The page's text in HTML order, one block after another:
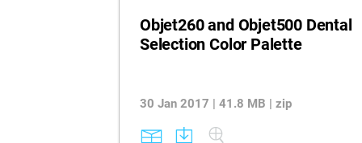
Objet260 and Objet500 Dental
Selection Color Palette
30 Jan 2017 | 41.8 MB | zip